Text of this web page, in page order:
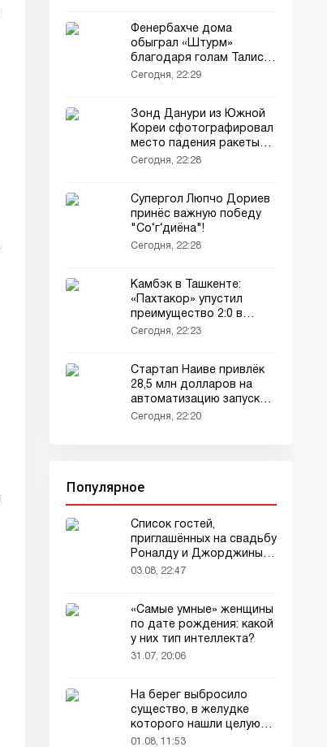
Фенербахче дома
обыграл «Штурм»
благодаря голам Талиски
и Гринвуда
Сегодня, 22:29
Зонд Данури из Южной
Кореи сфотографировал
место падения ракеты
Falcon 9 на Луне
Сегодня, 22:28
Супергол Люпчо Дориев
принёс важную победу
"Со‘г‘диёна"!
Сегодня, 22:28
Камбэк в Ташкенте:
«Пахтакор» упустил
преимущество 2:0 в
матче с «Бухоро»
Сегодня, 22:23
Стартап Наиве привлёк
28,5 млн долларов на
автоматизацию запуска
бизнеса с помощью ИИ-
Сегодня, 22:20
Популярное
Список гостей,
приглашённых на свадьбу
Роналду и Джорджины,
вызвал ажиотаж
03.08, 22:47
«Самые умные» женщины
по дате рождения: какой
у них тип интеллекта?
31.07, 20:06
На берег выбросило
существо, в желудке
которого нашли целую
добычу
01.08, 11:53